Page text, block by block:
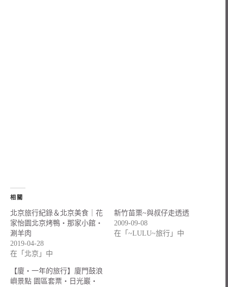
相關
北京旅行紀錄＆北京美食｜花
家怡園北京烤鴨・那家小館・
涮羊肉
2019-04-28
在「北京」中
新竹苗栗~與叔仔走透透
2009-09-08
在「~LULU~旅行」中
【廈‧一年的旅行】廈門鼓浪
嶼景點 園區套票‧日光巖‧